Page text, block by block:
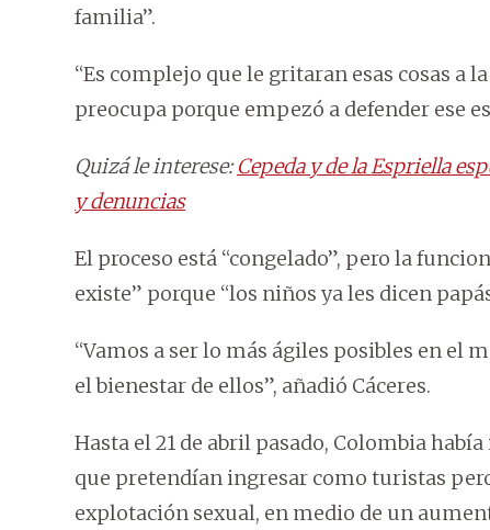
familia”.
“Es complejo que le gritaran esas cosas a
preocupa porque empezó a defender ese
Quizá le interese:Cepeda y de la Espriella
y denuncias
El proceso está “congelado”, pero la
existe” porque “los niños ya les dicen
“Vamos a ser lo más ágiles posibles en el
el bienestar de ellos”, añadió Cáceres.
Hasta el 21 de abril pasado, Colombia
que pretendían ingresar como turistas
explotación sexual, en medio de un